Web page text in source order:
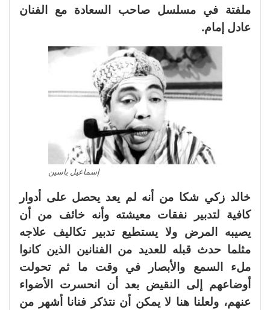
ملفتة في مسلسل صاحب السعادة مع الفنان
عادل إمام.
إسماعيل ياسين
خالد زكي شكا من أنه لم يعد يحصل على أدوار
كافية لتدبير نفقات معيشته وأنه خائف من أن
يصيبه المرض ولا يستطيع تدبير تكاليف علاجه
مثلما حدث قبله للعديد من الفنانين الذين كانوا
ملء السمع والأبصار في وقت ما ثم تحولت
أوضاعهم إلى النقيض بعد أن انحسرت الأضواء
عنهم، ولعلنا هنا لا يمكن أن نتذكر فنانا أشهر من